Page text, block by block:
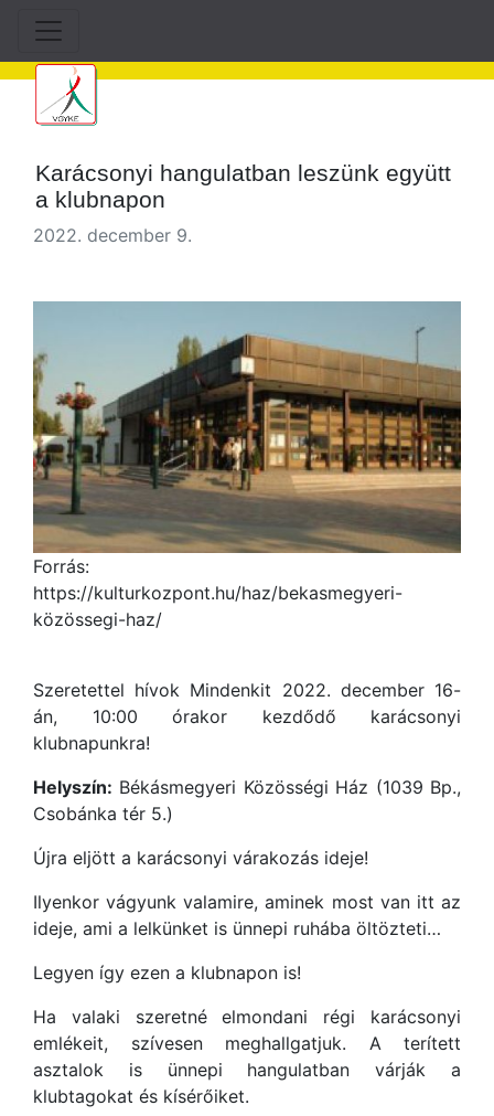
Karácsonyi hangulatban leszünk együtt
a klubnapon
2022. december 9.
Forrás:
https://kulturkozpont.hu/haz/bekasmegyeri-
közössegi-haz/
Szeretettel hívok Mindenkit 2022. december 16-
án, 10:00 órakor kezdődő karácsonyi
klubnapunkra!
Helyszín: Békásmegyeri Közösségi Ház (1039 Bp.,
Csobánka tér 5.)
Újra eljött a karácsonyi várakozás ideje!
Ilyenkor vágyunk valamire, aminek most van itt az
ideje, ami a lelkünket is ünnepi ruhába öltözteti…
Legyen így ezen a klubnapon is!
Ha valaki szeretné elmondani régi karácsonyi
emlékeit, szívesen meghallgatjuk. A terített
asztalok is ünnepi hangulatban várják a
klubtagokat és kísérőiket.